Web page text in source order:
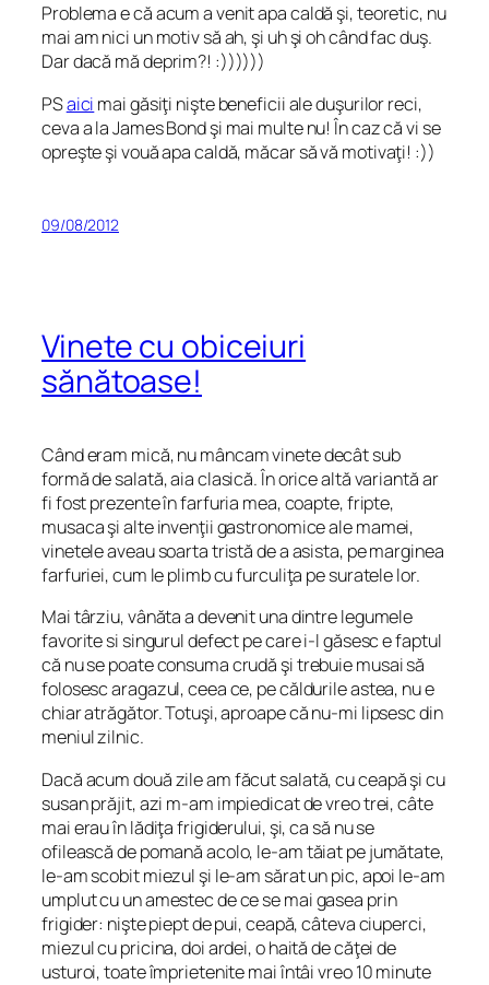
Problema e că acum a venit apa caldă şi, teoretic, nu
mai am nici un motiv să ah, şi uh şi oh când fac duş.
Dar dacă mă deprim?! :))))))
PSaici mai găsiţi nişte beneficii ale duşurilor reci,
ceva a la James Bond şi mai multe nu! În caz că vi se
opreşte şi vouă apa caldă, măcar să vă motivaţi! :))
09/08/2012
Vinete cu obiceiuri
sănătoase!
Când eram mică, nu mâncam vinete decât sub
formă de salată, aia clasică. În orice altă variantă ar
fi fost prezente în farfuria mea, coapte, fripte,
musaca şi alte invenţii gastronomice ale mamei,
vinetele aveau soarta tristă de a asista, pe marginea
farfuriei, cum le plimb cu furculiţa pe suratele lor.
Mai târziu, vânăta a devenit una dintre legumele
favorite si singurul defect pe care i-l găsesc e faptul
că nu se poate consuma crudă şi trebuie musai să
folosesc aragazul, ceea ce, pe căldurile astea, nu e
chiar atrăgător. Totuşi, aproape că nu-mi lipsesc din
meniul zilnic.
Dacă acum două zile am făcut salată, cu ceapă şi cu
susan prăjit, azi m-am impiedicat de vreo trei, câte
mai erau în lădiţa frigiderului, şi, ca să nu se
ofilească de pomană acolo, le-am tăiat pe jumătate,
le-am scobit miezul şi le-am sărat un pic, apoi le-am
umplut cu un amestec de ce se mai gasea prin
frigider: nişte piept de pui, ceapă, câteva ciuperci,
miezul cu pricina, doi ardei, o haită de căţei de
usturoi, toate împrietenite mai întâi vreo 10 minute